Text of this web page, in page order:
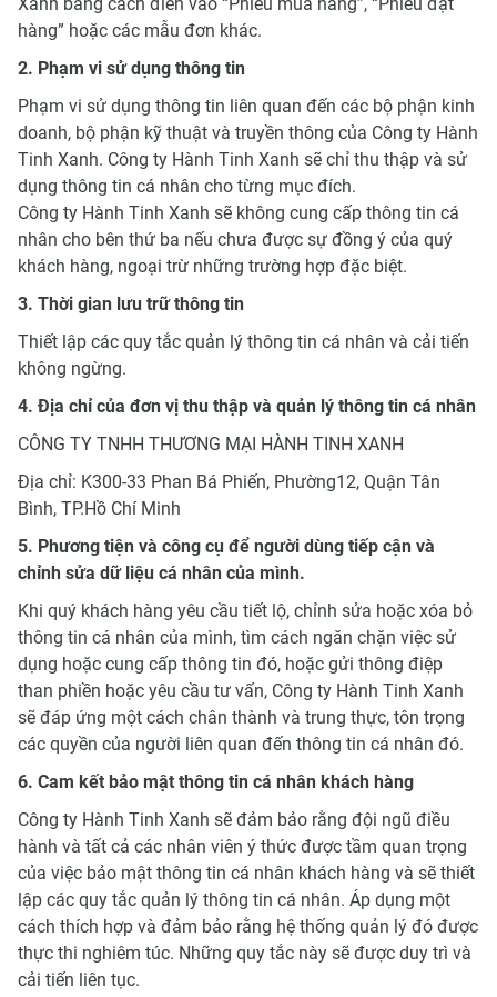
hàng” hoặc các mẫu đơn khác.
2. Phạm vi sử dụng thông tin
Phạm vi sử dụng thông tin liên quan đến các bộ phận kinh
doanh, bộ phận kỹ thuật và truyền thông của Công ty Hành
Tinh Xanh. Công ty Hành Tinh Xanh sẽ chỉ thu thập và sử
dụng thông tin cá nhân cho từng mục đích.
Công ty Hành Tinh Xanh sẽ không cung cấp thông tin cá
nhân cho bên thứ ba nếu chưa được sự đồng ý của quý
khách hàng, ngoại trừ những trường hợp đặc biệt.
3. Thời gian lưu trữ thông tin
Thiết lập các quy tắc quản lý thông tin cá nhân và cải tiến
không ngừng.
4. Địa chỉ của đơn vị thu thập và quản lý thông tin cá nhân
CÔNG TY TNHH THƯƠNG MẠI HÀNH TINH XANH
Địa chỉ: K300-33 Phan Bá Phiến, Phường12, Quận Tân
Bình, TP.Hồ Chí Minh
5. Phương tiện và công cụ để người dùng tiếp cận và
chỉnh sửa dữ liệu cá nhân của mình.
Khi quý khách hàng yêu cầu tiết lộ, chỉnh sửa hoặc xóa bỏ
thông tin cá nhân của mình, tìm cách ngăn chặn việc sử
dụng hoặc cung cấp thông tin đó, hoặc gửi thông điệp
than phiền hoặc yêu cầu tư vấn, Công ty Hành Tinh Xanh
sẽ đáp ứng một cách chân thành và trung thực, tôn trọng
các quyền của người liên quan đến thông tin cá nhân đó.
6. Cam kết bảo mật thông tin cá nhân khách hàng
Công ty Hành Tinh Xanh sẽ đảm bảo rằng đội ngũ điều
hành và tất cả các nhân viên ý thức được tầm quan trọng
của việc bảo mật thông tin cá nhân khách hàng và sẽ thiết
lập các quy tắc quản lý thông tin cá nhân. Áp dụng một
cách thích hợp và đảm bảo rằng hệ thống quản lý đó được
thực thi nghiêm túc. Những quy tắc này sẽ được duy trì và
cải tiến liên tục.